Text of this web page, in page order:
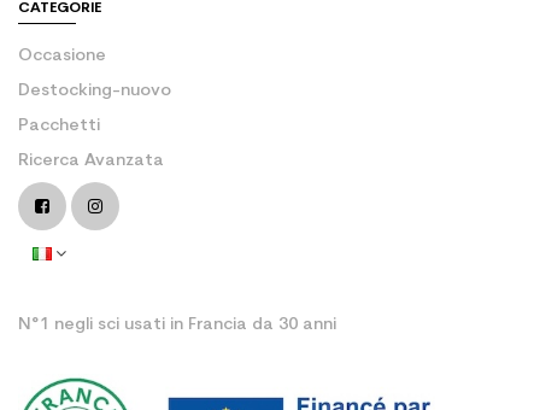
CATEGORIE
Occasione
Destocking-nuovo
Pacchetti
Ricerca Avanzata
N°1 negli sci usati in Francia da 30 anni